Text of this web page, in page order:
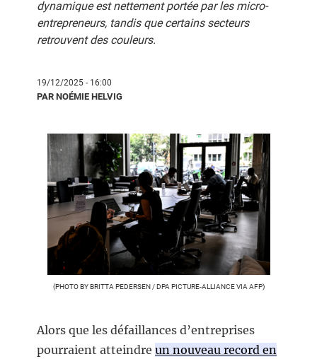
dynamique est nettement portée par les micro-
entrepreneurs, tandis que certains secteurs
retrouvent des couleurs.
19/12/2025 - 16:00
PAR NOÉMIE HELVIG
(PHOTO BY BRITTA PEDERSEN / DPA PICTURE-ALLIANCE VIA AFP)
Alors que les défaillances d’entreprises
pourraient atteindre un nouveau record en